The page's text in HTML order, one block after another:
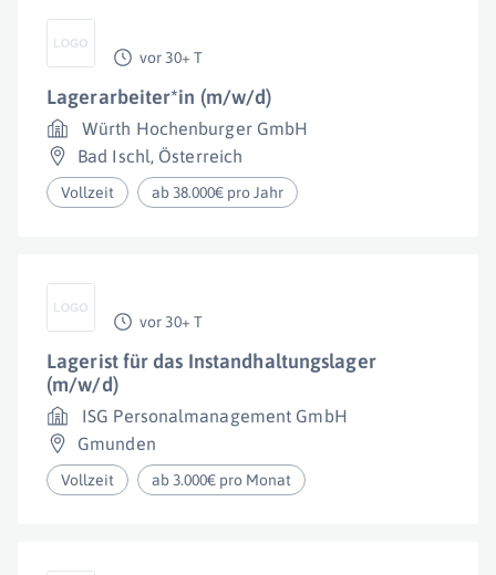
vor 30+ T
Lagerarbeiter*in (m/w/d)
Würth Hochenburger GmbH
Bad Ischl, Österreich
Vollzeit ab 38.000€ pro Jahr
vor 30+ T
Lagerist für das Instandhaltungslager
(m/w/d)
ISG Personalmanagement GmbH
Gmunden
Vollzeit ab 3.000€ pro Monat